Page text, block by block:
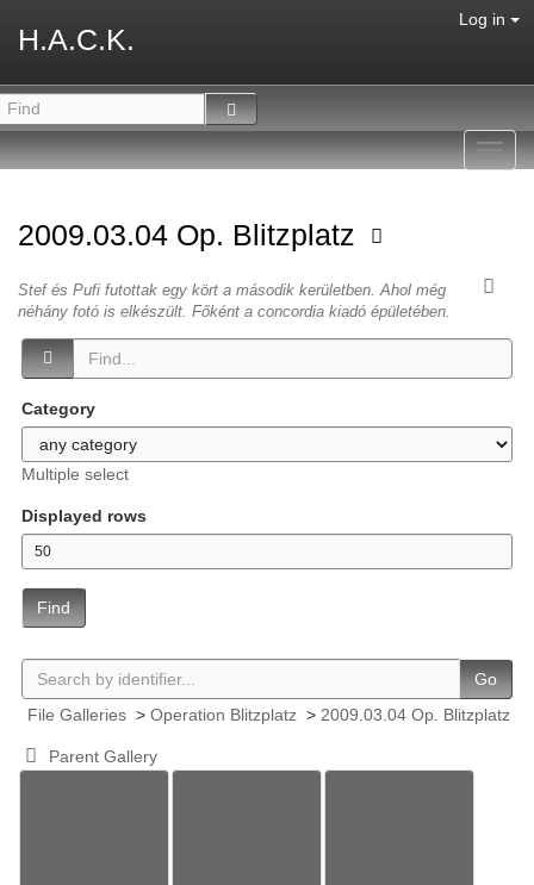
H.A.C.K.
Log in
2009.03.04 Op. Blitzplatz
Stef és Pufi futottak egy kört a második kerületben. Ahol még
néhány fotó is elkészült. Főként a concordia kiadó épületében.
Category
Multiple select
Displayed rows
Find
Go
File Galleries > Operation Blitzplatz > 2009.03.04 Op. Blitzplatz
Parent Gallery